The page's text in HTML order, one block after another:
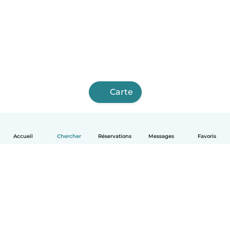
Accueil Chercher Réservations Messages Favoris
Carte